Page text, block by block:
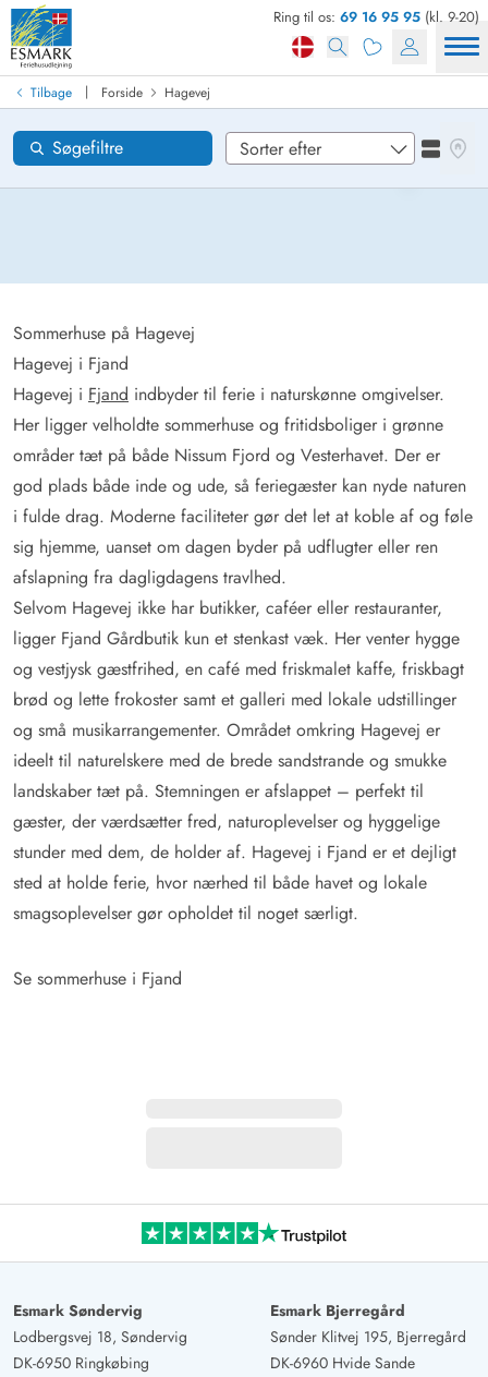
Ring til os: 69 16 95 95 (kl. 9-20)
Tilbage | Forside Hagevej
Hagevej
Sommerhuse på Hagevej
Hagevej i Fjand
Hagevej i Fjand indbyder til ferie i naturskønne omgivelser.
Her ligger velholdte sommerhuse og fritidsboliger i grønne
områder tæt på både Nissum Fjord og Vesterhavet. Der er
god plads både inde og ude, så feriegæster kan nyde naturen
i fulde drag. Moderne faciliteter gør det let at koble af og føle
sig hjemme, uanset om dagen byder på udflugter eller ren
afslapning fra dagligdagens travlhed.
Selvom Hagevej ikke har butikker, caféer eller restauranter,
ligger Fjand Gårdbutik kun et stenkast væk. Her venter hygge
og vestjysk gæstfrihed, en café med friskmalet kaffe, friskbagt
brød og lette frokoster samt et galleri med lokale udstillinger
og små musikarrangementer. Området omkring Hagevej er
ideelt til naturelskere med de brede sandstrande og smukke
landskaber tæt på. Stemningen er afslappet – perfekt til
gæster, der værdsætter fred, naturoplevelser og hyggelige
stunder med dem, de holder af. Hagevej i Fjand er et dejligt
sted at holde ferie, hvor nærhed til både havet og lokale
smagsoplevelser gør opholdet til noget særligt.
Se sommerhuse i Fjand
Søgefiltre
Se
Find sommerhus
Ankomst
Områder
Esmark Søndervig
Lodbergsvej 18, Søndervig
DK-6950 Ringkøbing
Esmark Bjerregård
Sønder Klitvej 195, Bjerregård
DK-6960 Hvide Sande